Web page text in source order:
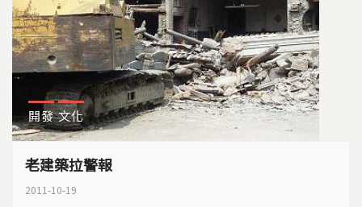
開發 文化
老建築拉警報
2011-10-19